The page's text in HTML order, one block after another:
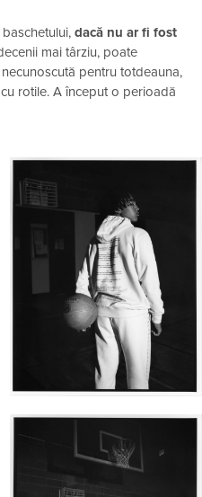
dacă nu ar fi fost
mai târziu, poate
pentru totdeauna,
rotile. A început o perioadă